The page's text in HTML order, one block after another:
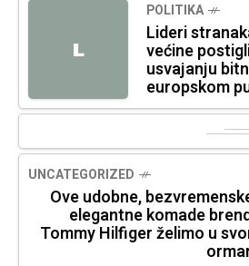
L
POLITIKA
Lideri
većine
usvajanju
europskom
UNCATEGORIZED
Ove udobne,
elegantne komade
Tommy Hilfiger želimo u